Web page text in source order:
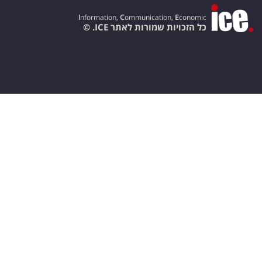
Information, Communication, Economic
כל הזכויות שמורות לאתר ICE. ©